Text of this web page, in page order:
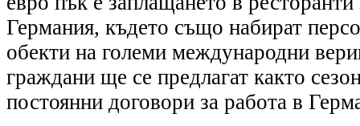
Германия, където също набират
обекти на големи международни
граждани ще се предлагат както
постоянни договори за работа в